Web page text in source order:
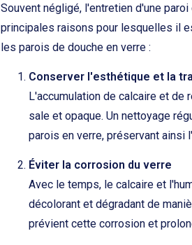
Souvent négligé, l'entretien d'une
principales raisons pour lesquelles il
les parois de douche en verre :
Conserver l'esthétique et la
L'accumulation de calcaire et de
sale et opaque. Un nettoyage
parois en verre, préservant ainsi
Éviter la corrosion du verre
Avec le temps, le calcaire et
décolorant et dégradant de
prévient cette corrosion et